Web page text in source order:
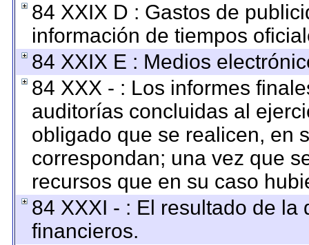
84 XXIX D : Gastos de
información de tiempos
84 XXIX E : Medios
84 XXX - : Los informes
auditorías concluidas al
obligado que se realicen, en
correspondan; una vez que
recursos que en su caso
84 XXXI - : El resultado de
financieros.